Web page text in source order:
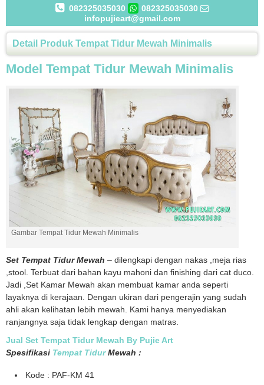
082325035030
082325035030
infopujieart@gmail.com
Detail Produk Tempat Tidur Mewah Minimalis
Model Tempat Tidur Mewah Minimalis
Gambar Tempat Tidur Mewah Minimalis
Set Tempat Tidur Mewah – dilengkapi dengan nakas ,meja rias
,stool. Terbuat dari bahan kayu mahoni dan finishing dari cat duco.
Jadi ,Set Kamar Mewah akan membuat kamar anda seperti
layaknya di kerajaan. Dengan ukiran dari pengerajin yang sudah
ahli akan kelihatan lebih mewah. Kami hanya menyediakan
ranjangnya saja tidak lengkap dengan matras.
Jual Set Tempat Tidur Mewah By Pujie Art
Spesifikasi Tempat TidurMewah :
Kode : PAF-KM 41